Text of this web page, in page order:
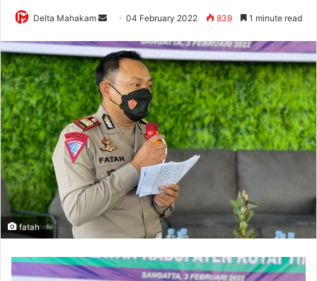
Delta Mahakam
n
d
a
n
e
m
a
i
l
04 February 2022 839 1 minute read
fatah